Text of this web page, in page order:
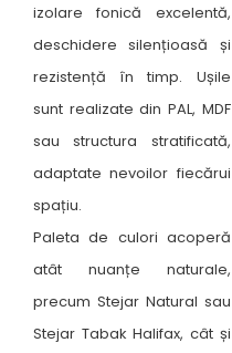
izolare fonică excelentă,
deschidere silențioasă și
rezistență în timp. Ușile
sunt realizate din PAL, MDF
sau structura stratificată,
adaptate nevoilor fiecărui
spațiu.
Paleta de culori acoperă
atât nuanțe naturale,
precum Stejar Natural sau
Stejar Tabak Halifax, cât și